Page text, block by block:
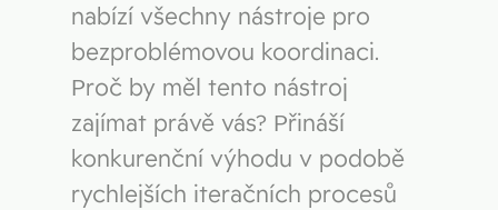
nabízí všechny nástroje pro
bezproblémovou koordinaci.
Proč by měl tento nástroj
zajímat právě vás? Přináší
konkurenční výhodu v podobě
rychlejších iteračních procesů